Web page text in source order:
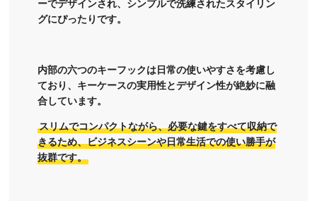
ーでデザインされ、シンプルで洗練されたスタイリン
グにぴったりです。
内部の六つのキーフックは日常の使いやすさを考慮し
ており、キーケースの実用性とデザイン性が絶妙に融
合しています。
スリムでコンパクトながら、必要な鍵をすべて収納で
きるため、ビジネスシーンや日常生活での使い勝手が
抜群です。